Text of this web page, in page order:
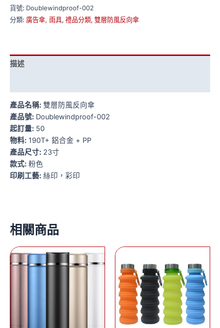
貨號: Doublewindproof-002
分類: 廣告傘, 雨具, 禮品分類, 雙層防風反向傘
描述
產品名稱: 雙層防風反向傘
產品號: Doublewindproof-002
起訂量: 50
物料: 190T+ 鋁合金 + PP
產品尺寸: 23寸
款式: 粉色
印刷工藝: 絲印，彩印
相關商品